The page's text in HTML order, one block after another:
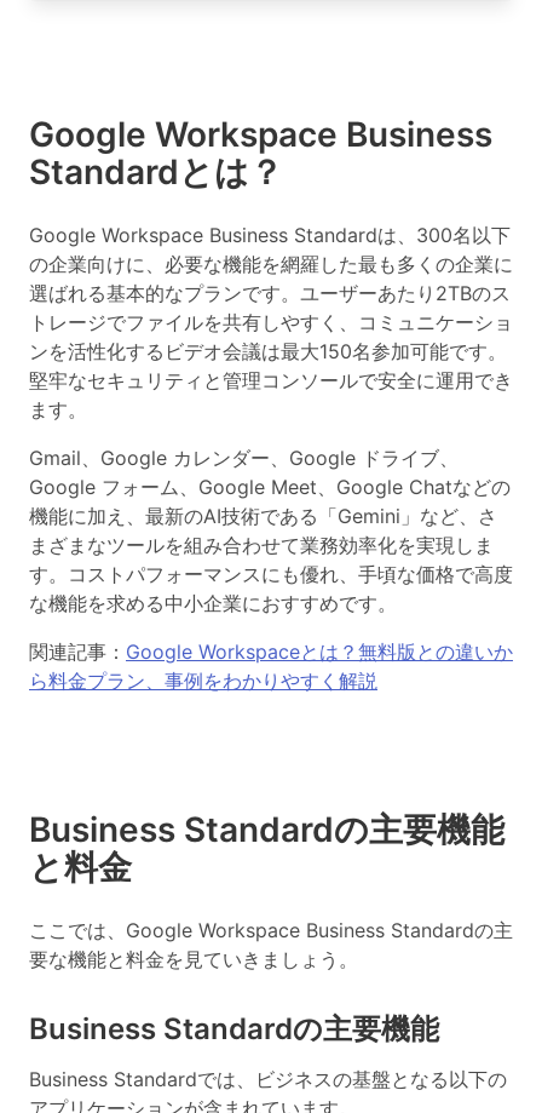
Google Workspace Business
Standardとは？
Google Workspace Business Standardは、300名以下
の企業向けに、必要な機能を網羅した最も多くの企業に
選ばれる基本的なプランです。ユーザーあたり2TBのス
トレージでファイルを共有しやすく、コミュニケーショ
ンを活性化するビデオ会議は最大150名参加可能です。
堅牢なセキュリティと管理コンソールで安全に運用でき
ます。
Gmail、Google カレンダー、Google ドライブ、
Google フォーム、Google Meet、Google Chatなどの
機能に加え、最新のAI技術である「Gemini」など、さ
まざまなツールを組み合わせて業務効率化を実現しま
す。 コストパフォーマンスにも優れ、手頃な価格で高度
な機能を求める中小企業におすすめです。
関連記事： Google Workspaceとは？無料版との違いか
ら料金プラン、事例をわかりやすく解説
Business Standardの主要機能
と料金
ここでは、Google Workspace Business Standardの主
要な機能と料金を見ていきましょう。
Business Standardの主要機能
Business Standardでは、ビジネスの基盤となる以下の
アプリケーションが含まれています。